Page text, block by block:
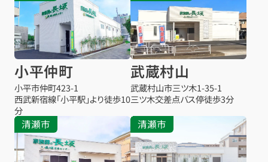
小平仲町
小平市仲町423-1
西武新宿線「小平駅」より徒歩10
分
武蔵村山
武蔵村山市三ツ木1-35-1
三ツ木交差点バス停徒歩3分
清瀬市 清瀬市